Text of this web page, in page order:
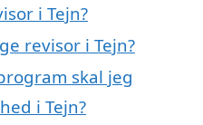
i Tejn?
revisor i Tejn?
skal jeg
i Tejn?